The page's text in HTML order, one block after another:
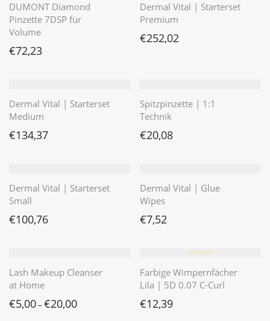
DUMONT Diamond
Pinzette 7DSP für
Volume
€72,23
Dermal Vital | Starterset
Premium
€252,02
Dermal Vital | Starterset
Medium
€134,37
Spitzpinzette | 1:1
Technik
€20,08
Dermal Vital | Starterset
Small
€100,76
Dermal Vital | Glue
Wipes
€7,52
Lash Makeup Cleanser
at Home
€5,00– €20,00
⭐️⭐️⭐️⭐️⭐️
Farbige Wimpernfächer
Lila | 5D 0.07 C-Curl
€12,39